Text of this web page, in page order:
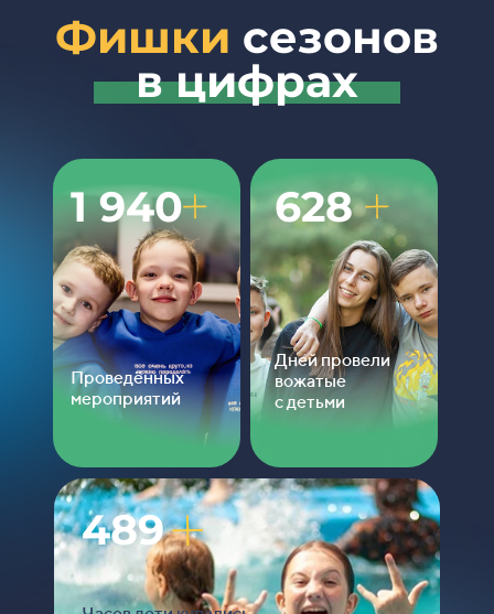
Фишки сезонов
в цифрах
1 940
Проведённых
мероприятий
628
Дней провели
вожатые
сдетьми
489